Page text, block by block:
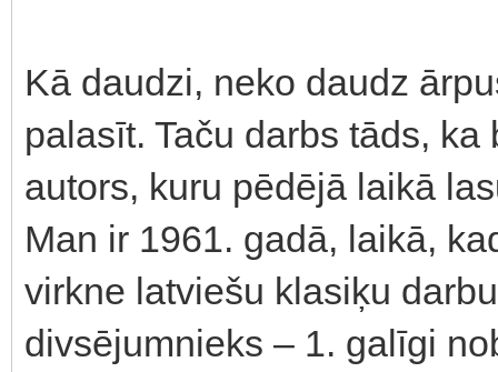
Kā daudzi, neko daudz
palasīt. Taču darbs tāds,
autors, kuru pēdējā laikā
Man ir 1961. gadā, laikā,
virkne latviešu klasiķu
divsējumnieks – 1. galīgi